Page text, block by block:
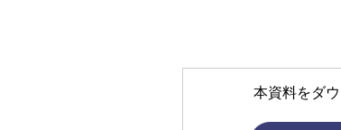
本資料をダ